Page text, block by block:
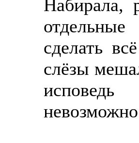
Набирала,
сделать
слёзы
исповедь